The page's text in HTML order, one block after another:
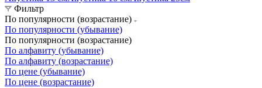
Фильтр
По популярности (возрастание)
По популярности (убывание)
По популярности (возрастание)
По алфавиту (убывание)
По алфавиту (возрастание)
По цене (убывание)
По цене (возрастание)